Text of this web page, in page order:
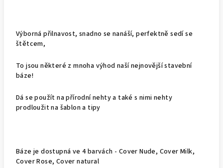
Výborná přilnavost, snadno se nanáší, perfektně sedí se
štětcem,
To jsou některé z mnoha výhod naší nejnovější stavební
báze!
Dá se použít na přírodní nehty a také s nimi nehty
prodloužit na šablon a tipy
Báze je dostupná ve 4 barvách - Cover Nude, Cover Milk,
Cover Rose, Cover natural